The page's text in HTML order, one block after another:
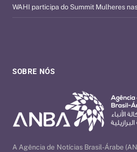
SOBRE NÓS
A Agência de Notícias Brasil-Árabe
WAHI participa do Summit Mulheres